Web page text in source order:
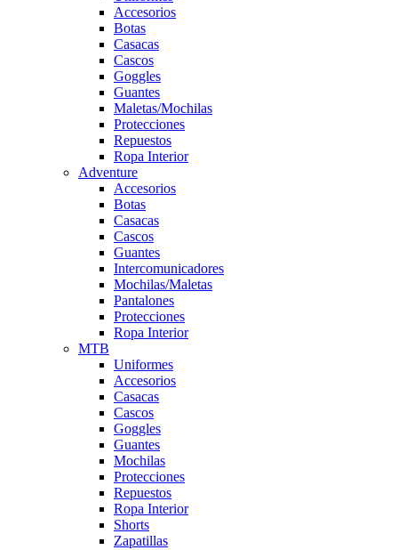
Accesorios
Botas
Casacas
Cascos
Goggles
Guantes
Maletas/Mochilas
Protecciones
Repuestos
Ropa Interior
Adventure
Accesorios
Botas
Casacas
Cascos
Guantes
Intercomunicadores
Mochilas/Maletas
Pantalones
Protecciones
Ropa Interior
MTB
Uniformes
Accesorios
Casacas
Cascos
Goggles
Guantes
Mochilas
Protecciones
Repuestos
Ropa Interior
Shorts
Zapatillas